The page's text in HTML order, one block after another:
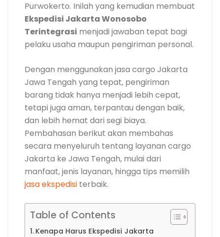
Purwokerto. Inilah yang kemudian membuat
Ekspedisi Jakarta Wonosobo
Terintegrasi menjadi jawaban tepat bagi
pelaku usaha maupun pengiriman personal.
Dengan menggunakan jasa cargo Jakarta
Jawa Tengah yang tepat, pengiriman
barang tidak hanya menjadi lebih cepat,
tetapi juga aman, terpantau dengan baik,
dan lebih hemat dari segi biaya.
Pembahasan berikut akan membahas
secara menyeluruh tentang layanan cargo
Jakarta ke Jawa Tengah, mulai dari
manfaat, jenis layanan, hingga tips memilih
jasa ekspedisi terbaik.
Table of Contents
Kenapa Harus Ekspedisi Jakarta